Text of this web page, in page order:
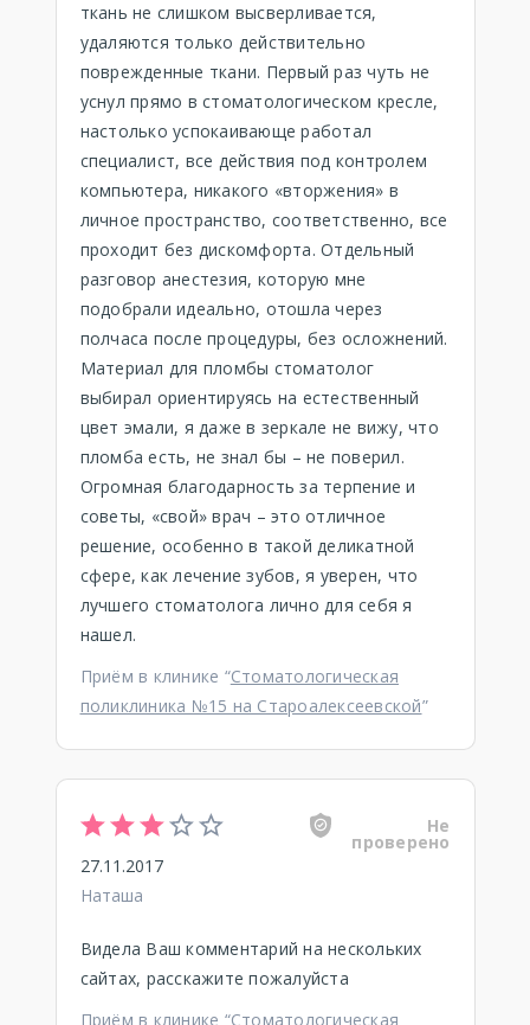
ткань не слишком высверливается,
удаляются только действительно
поврежденные ткани. Первый раз чуть не
уснул прямо в стоматологическом кресле,
настолько успокаивающе работал
специалист, все действия под контролем
компьютера, никакого «вторжения» в
личное пространство, соответственно, все
проходит без дискомфорта. Отдельный
разговор анестезия, которую мне
подобрали идеально, отошла через
полчаса после процедуры, без осложнений.
Материал для пломбы стоматолог
выбирал ориентируясь на естественный
цвет эмали, я даже в зеркале не вижу, что
пломба есть, не знал бы – не поверил.
Огромная благодарность за терпение и
советы, «свой» врач – это отличное
решение, особенно в такой деликатной
сфере, как лечение зубов, я уверен, что
лучшего стоматолога лично для себя я
нашел.
Приём в клинике “Стоматологическая
поликлиника №15 на Староалексеевской”
Не
проверено
27.11.2017
Наташа
Видела Ваш комментарий на нескольких
сайтах, расскажите пожалуйста
Приём в клинике “Стоматологическая